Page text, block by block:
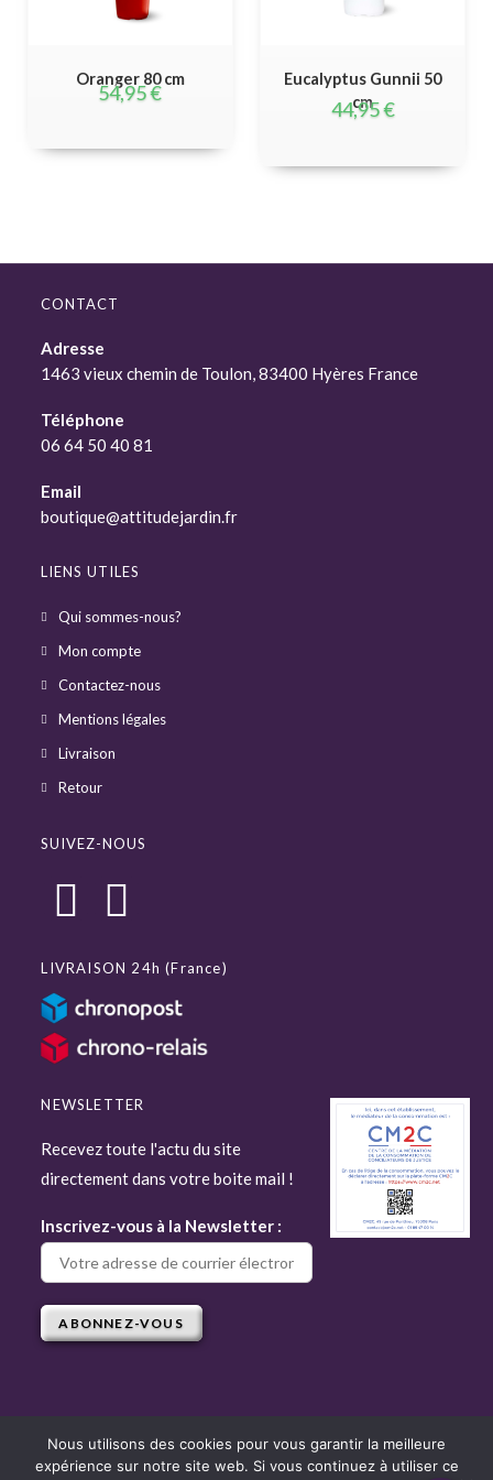
Oranger 80 cm
54,95€
Eucalyptus Gunnii 50
cm
44,95€
CONTACT
Adresse
1463 vieux chemin de Toulon, 83400 Hyères France
Téléphone
06 64 50 40 81
Email
boutique@attitudejardin.fr
LIENS UTILES
Qui sommes-nous?
Mon compte
Contactez-nous
Mentions légales
Livraison
Retour
SUIVEZ-NOUS
LIVRAISON 24h (France)
NEWSLETTER
Recevez toute l'actu du site
directement dans votre boite mail !
Inscrivez-vous à la Newsletter :
Nous utilisons des cookies pour vous garantir la meilleure
expérience sur notre site web. Si vous continuez à utiliser ce